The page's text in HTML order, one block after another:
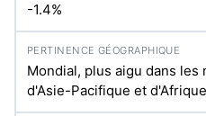
-1.4%
Mondial, plus aigu dans les
d'Asie-Pacifique et d'Afrique